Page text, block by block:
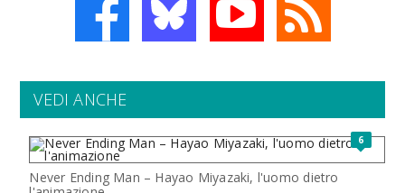
VEDI ANCHE
6
Never Ending Man – Hayao Miyazaki, l'uomo dietro